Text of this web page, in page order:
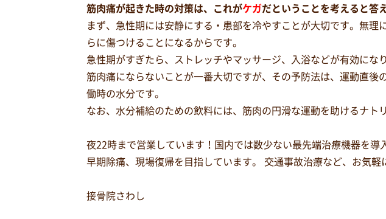
筋肉痛が起きた時の対策は、これがケガだということを考えると答
まず、急性期には安静にする・患部を冷やすことが大切です。無
らに傷つけることになるからです。
急性期がすぎたら、ストレッチやマッサージ、入浴などが有効にな
筋肉痛にならないことが一番大切ですが、その予防法は、運動直
働時の水分です。
なお、水分補給のための飲料には、筋肉の円滑な運動を助けるナト
夜22時まで営業しています！国内では数少ない最先端治療機器を導
早期除痛、現場復帰を目指しています。 交通事故治療など、お気軽
接骨院さわし